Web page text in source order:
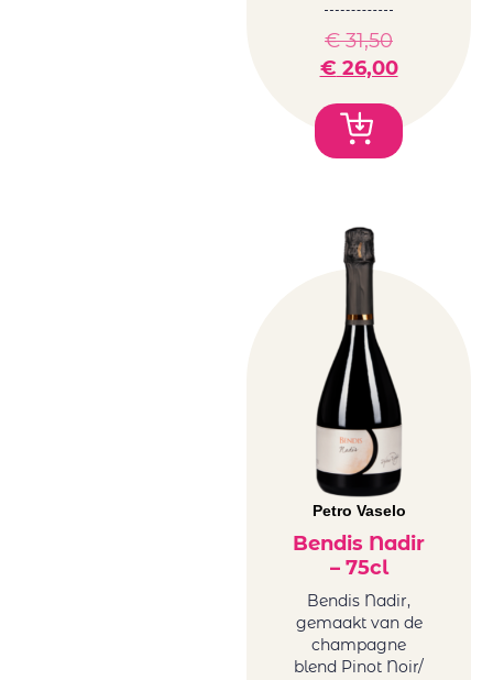
€31,50
€ 26,00
Petro Vaselo
Bendis Nadir
– 75cl
Bendis Nadir,
gemaakt van de
champagne
blend Pinot Noir/